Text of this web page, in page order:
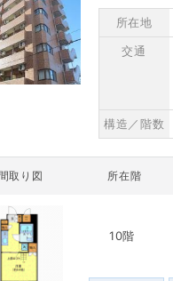
所在地
交通
構造／階数
取り図 所在階
10階